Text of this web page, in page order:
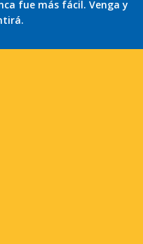
fue más fácil. Venga y